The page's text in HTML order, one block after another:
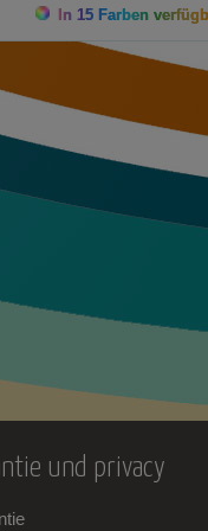
In 15 Farben
und privacy